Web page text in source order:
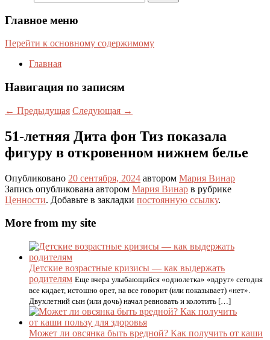
Главное меню
Перейти к основному содержимому
Главная
Навигация по записям
← Предыдущая Следующая →
51-летняя Дита фон Тиз показала
фигуру в откровенном нижнем белье
Опубликовано 20 сентября, 2024 автором Мария Винар
Запись опубликована автором Мария Винар в рубрике
Ценности. Добавьте в закладки постоянную ссылку.
More from my site
Детские возрастные кризисы — как выдержать
родителям Еще вчера улыбающийся «однолетка» «вдруг» сегодня
все кидает, истошно орет, на все говорит (или показывает) «нет».
Двухлетний сын (или дочь) начал ревновать и колотить […]
Может ли овсянка быть вредной? Как получить от каши